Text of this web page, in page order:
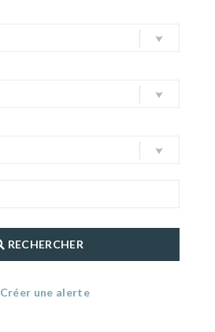
RECHERCHER
Créer une alerte